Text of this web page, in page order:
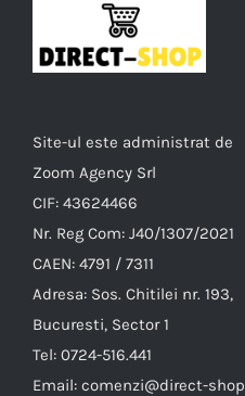
Site-ul este administrat de
Zoom Agency Srl
CIF: 43624466
Nr. Reg Com: J40/1307/2021
CAEN: 4791 / 7311
Adresa: Sos. Chitilei nr. 193,
Bucuresti, Sector 1
Tel: 0724-516.441
Email: comenzi@direct-shop